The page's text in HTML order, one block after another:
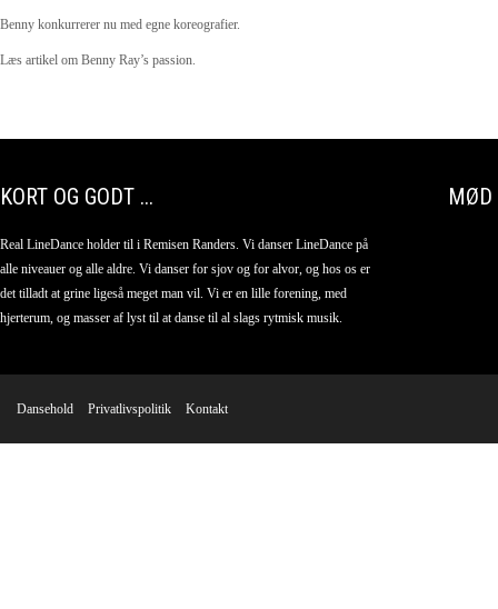
Benny konkurrerer nu med egne koreografier.
Læs artikel om Benny Ray’s passion.
KORT OG GODT ...
Real LineDance holder til i Remisen Randers. Vi danser LineDance på
alle niveauer og alle aldre. Vi danser for sjov og for alvor, og hos os er
det tilladt at grine ligeså meget man vil. Vi er en lille forening, med
hjerterum, og masser af lyst til at danse til al slags rytmisk musik.
MØD
Dansehold Privatlivspolitik Kontakt